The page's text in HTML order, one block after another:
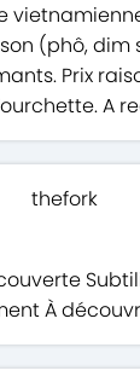
(phô, dim
Prix
A
thefork
À